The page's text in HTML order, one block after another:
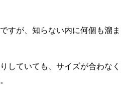
すが、知らない内に何個も溜ま
していても、サイズが合わなく